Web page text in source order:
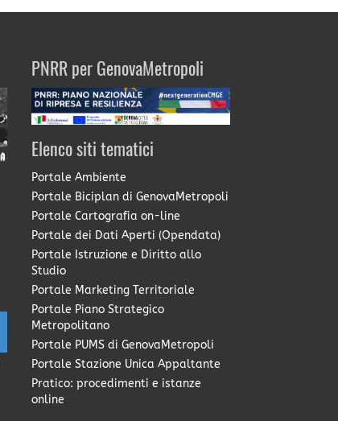
PNRR per GenovaMetropoli
Elenco siti tematici
Portale Ambiente
Portale Biciplan di GenovaMetropoli
Portale Cartografia on-line
Portale dei Dati Aperti (Opendata)
Portale Istruzione e Diritto allo
Studio
Portale Marketing Territoriale
Portale Piano Strategico
Metropolitano
Portale PUMS di GenovaMetropoli
Portale Stazione Unica Appaltante
Pratico: procedimenti e istanze
online